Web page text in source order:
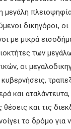
μεγάλη
δικηγόροι, οι
με μικρά
των
οι
και
και τις
το δρόμο για